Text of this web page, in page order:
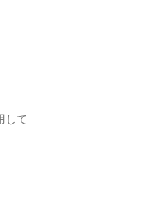
して